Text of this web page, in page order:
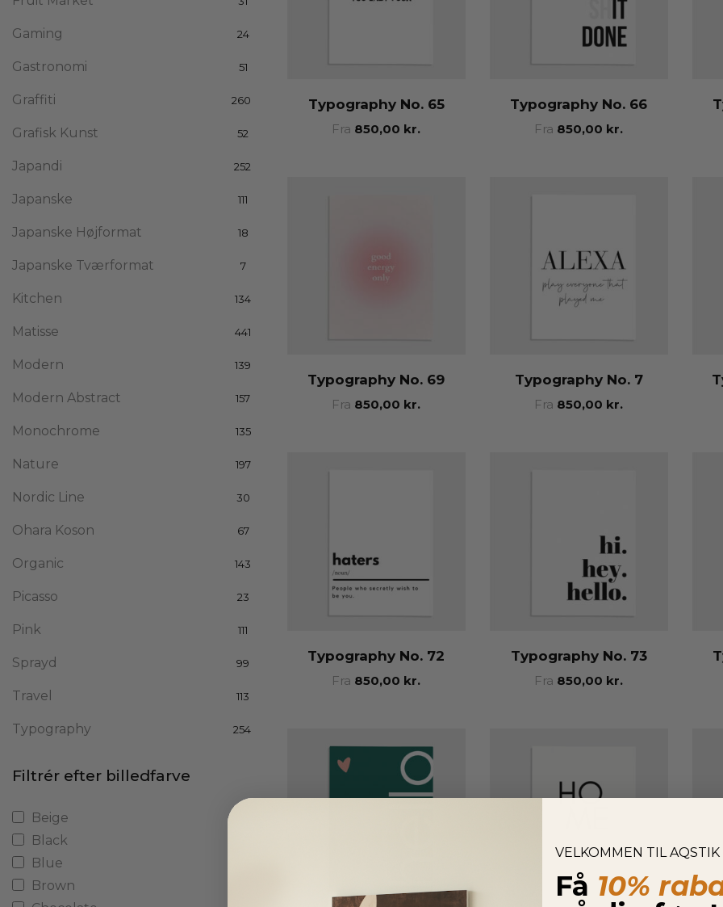
Typography No. 65
Fra 850,00 kr.
Typography No. 66
Fra 850,00 kr.
Typography No. 69
Fra 850,00 kr.
Typography No. 7
Fra 850,00 kr.
Typography No. 72
Fra 850,00 kr.
Typography No. 73
Fra 850,00 kr.
Gaming 24
Gastronomi 51
Graffiti 260
Grafisk Kunst 52
Japandi 252
Japanske 111
Japanske Højformat 18
Japanske Tværformat 7
Kitchen 134
Matisse 441
Modern 139
Modern Abstract 157
Monochrome 135
Nature 197
Nordic Line 30
Ohara Koson 67
Organic 143
Picasso 23
Pink 111
Sprayd 99
Travel 113
Typography 254
Filtrér efter billedfarve
Beige
Black
Blue
Brown
VELKOMMEN TIL AQSTIK
Få 10%